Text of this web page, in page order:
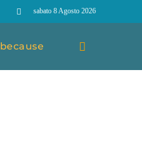
sabato 8 Agosto 2026
because